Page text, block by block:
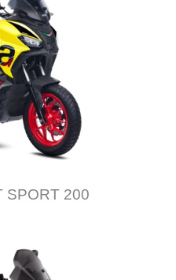
SPORT 200